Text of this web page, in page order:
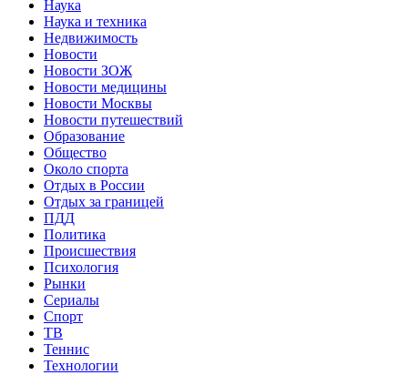
Наука
Наука и техника
Недвижимость
Новости
Новости ЗОЖ
Новости медицины
Новости Москвы
Новости путешествий
Образование
Общество
Около спорта
Отдых в России
Отдых за границей
ПДД
Политика
Происшествия
Психология
Рынки
Сериалы
Спорт
ТВ
Теннис
Технологии